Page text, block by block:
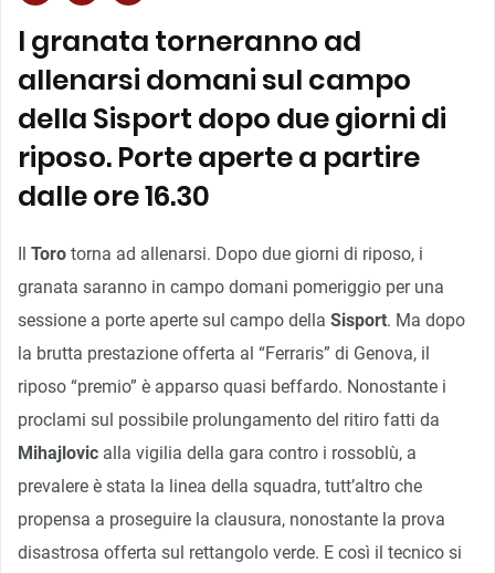
I granata torneranno ad
allenarsi domani sul campo
della Sisport dopo due giorni di
riposo. Porte aperte a partire
dalle ore 16.30
Il Toro torna ad allenarsi. Dopo due giorni di riposo, i
granata saranno in campo domani pomeriggio per una
sessione a porte aperte sul campo della Sisport. Ma dopo
la brutta prestazione offerta al “Ferraris” di Genova, il
riposo “premio” è apparso quasi beffardo. Nonostante i
proclami sul possibile prolungamento del ritiro fatti da
Mihajlovic alla vigilia della gara contro i rossoblù, a
prevalere è stata la linea della squadra, tutt’altro che
propensa a proseguire la clausura, nonostante la prova
disastrosa offerta sul rettangolo verde. E così il tecnico si